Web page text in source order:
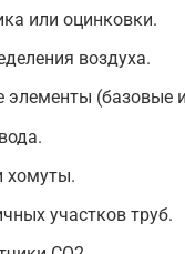
или оцинковки.
воздуха.
(базовые
хомуты.
участков труб.